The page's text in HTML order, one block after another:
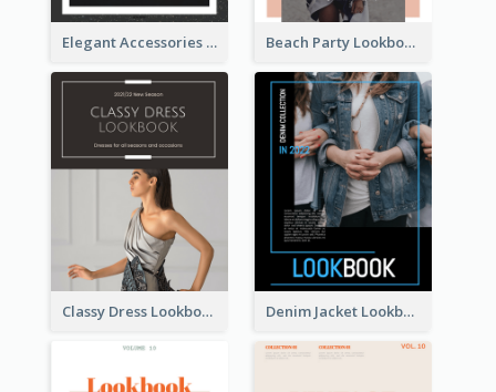
Elegant Accessories Lookbook Beach Party Lookbook
Classy Dress Lookbook Denim Jacket Lookbook